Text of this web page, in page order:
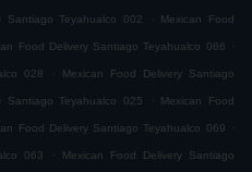
Santiago Teyahualco 002 . Mexican Food
Food Delivery Santiago Teyahualco 066 .
028 . Mexican Food Delivery Santiago
Santiago Teyahualco 025 . Mexican Food
Food Delivery Santiago Teyahualco 069 .
063 . Mexican Food Delivery Santiago